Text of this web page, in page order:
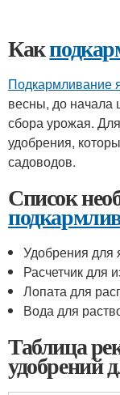
Как
Подкармливание
весны, до начала
сбора урожая.
удобрения,
садоводов.
Список
Удобрения для
Расчетчик для
Лопата для
Вода для
Таблица
удобрений